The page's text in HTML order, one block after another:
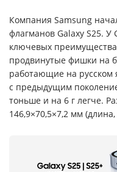
Компания Samsung
флагманов Galaxy S25. У
ключевых
продвинутые фишки на
работающие на русском
с предыдущим
тоньше и на 6 г легче.
146,9×70,5×7,2 мм